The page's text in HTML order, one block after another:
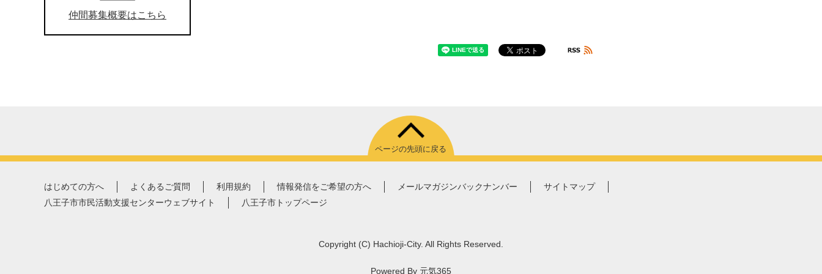
仲間募集概要はこちら
ページの先頭に戻る
はじめての方へ よくあるご質問 利用規約 情報発信をご希望の方へ メールマガジンバックナンバー
サイトマップ
八王子市市民活動支援センターウェブサイト
八王子市トップページ
Copyright (C) Hachioji-City. All Rights Reserved.
Powered By 元気365